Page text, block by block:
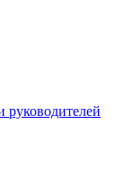
руководителей